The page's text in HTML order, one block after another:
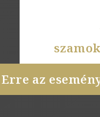
Erre az